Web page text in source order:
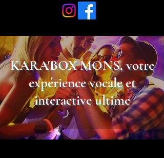
KARA'BOX MONS, votre
expérience vocale et
interactive ultime